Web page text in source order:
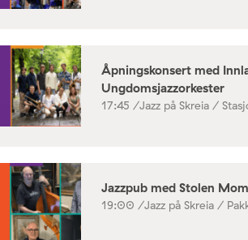
Åpningskonsert med
Ungdomsjazzorkester
17:45 /Jazz på Skreia /
Jazzpub med Stolen
19:00 /Jazz på Skreia /